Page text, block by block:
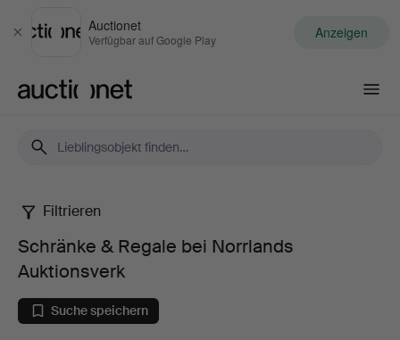
Schließen
Auctionet
Verfügbar auf Google Play Anzeigen
Schränke
Regale
Filtrieren
Schränke & Regale bei Norrlands
Auktionsverk
Suche speichern